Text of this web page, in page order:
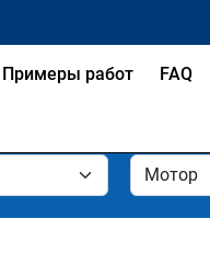
Примеры работ FAQ